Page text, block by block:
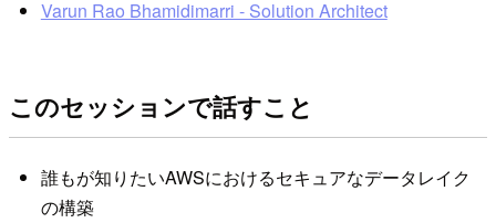
Varun Rao Bhamidimarri - Solution Architect
このセッションで話すこと
誰もが知りたいAWSにおけるセキュアなデータレイク
の構築